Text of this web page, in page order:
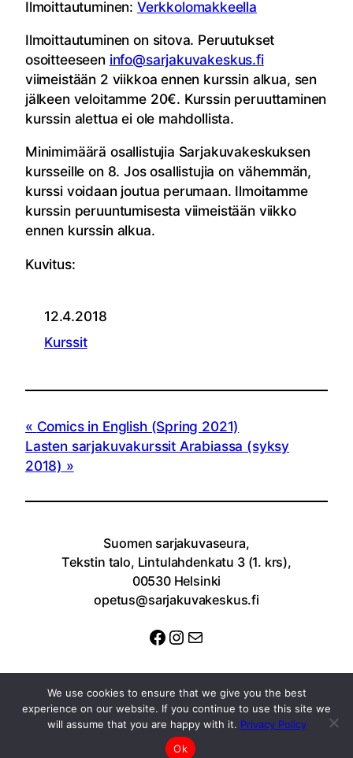
Ilmoittautuminen: Verkkolomakkeella
Ilmoittautuminen on sitova. Peruutukset
osoitteeseen info@sarjakuvakeskus.fi
viimeistään 2 viikkoa ennen kurssin alkua, sen
jälkeen veloitamme 20€. Kurssin peruuttaminen
kurssin alettua ei ole mahdollista.
Minimimäärä osallistujia Sarjakuvakeskuksen
kursseille on 8. Jos osallistujia on vähemmän,
kurssi voidaan joutua perumaan. Ilmoitamme
kurssin peruuntumisesta viimeistään viikko
ennen kurssin alkua.
Kuvitus:
12.4.2018
Kurssit
Comics in English (Spring 2021)
Lasten sarjakuvakurssit Arabiassa (syksy
2018)
Suomen sarjakuvaseura,
Tekstin talo, Lintulahdenkatu 3 (1. krs),
00530 Helsinki
opetus@sarjakuvakeskus.fi
Facebook
Instagram
Sähköposti
We use cookies to ensure that we give you the best
experience on our website. If you continue to use this site we
will assume that you are happy with it. Privacy Policy
Ok